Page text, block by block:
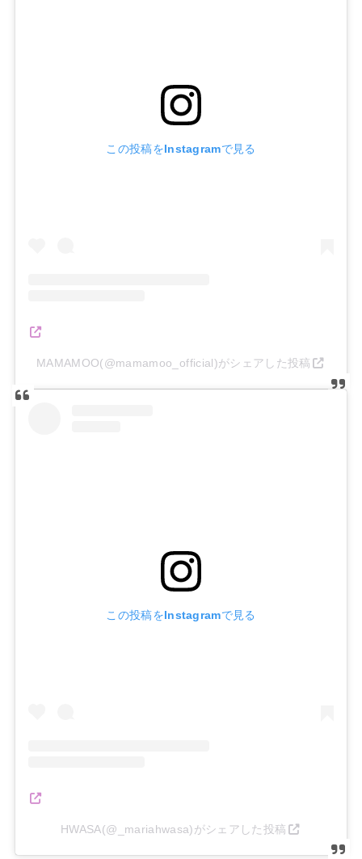
この投稿をInstagramで見る
MAMAMOO(@mamamoo_official)がシェアした投稿
この投稿をInstagramで見る
HWASA(@_mariahwasa)がシェアした投稿